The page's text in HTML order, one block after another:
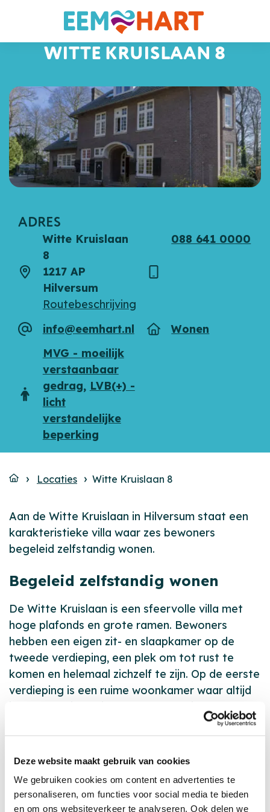
Deze website maakt gebruik van cookies
We gebruiken cookies om content en advertenties te
personaliseren, om functies voor social media te bieden
en om ons websiteverkeer te analyseren. Ook delen we
WITTE KRUISLAAN 8
ADRES
Adres
Witte Kruislaan
8
1217 AP
Hilversum
Routebeschrijving
Telefoon
088 641 0000
E-
mailadres
info@eemhart.nl
Type
Wonen
Doelgroep
MVG - moeilijk
verstaanbaar
gedrag, LVB(+) -
licht
verstandelijke
beperking
Locaties Witte Kruislaan 8
Aan de Witte Kruislaan in Hilversum staat een
karakteristieke villa waar zes bewoners
begeleid zelfstandig wonen.
Begeleid zelfstandig wonen
De Witte Kruislaan is een sfeervolle villa met
hoge plafonds en grote ramen. Bewoners
hebben een eigen zit- en slaapkamer op de
tweede verdieping, een plek om tot rust te
komen en helemaal zichzelf te zijn. Op de eerste
verdieping is een ruime woonkamer waar altijd
Er is veel aandacht voor gezelligheid en
activiteiten georganiseerd zoals darten, film
kijken, spelletjesavonden, knutselen en muziek.
De villa heeft zelfs een eigen recreatieruimte.